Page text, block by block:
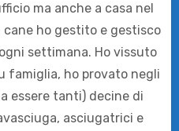
ma anche a casa nel
cane ho gestito e gestisco
settimana. Ho vissuto
famiglia, ho provato negli
essere tanti) decine di
asciugatrici e